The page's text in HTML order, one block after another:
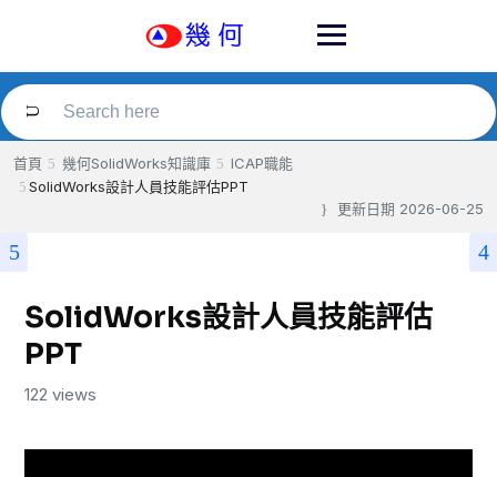
首頁 幾何SolidWorks知識庫
ICAP職能
SolidWorks設計人員技能評估PPT
更新日期 2026-06-25
SolidWorks設計人員技能評估
PPT
122 views